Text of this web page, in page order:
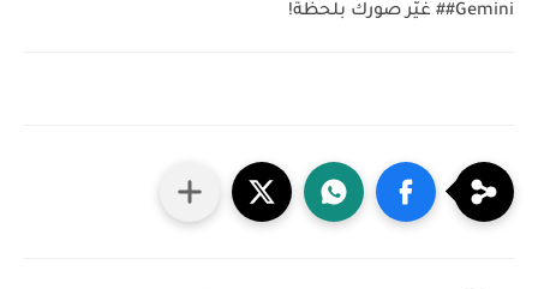
#Gemini# غيّر صورك بلحظة!